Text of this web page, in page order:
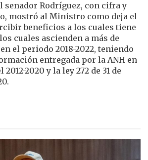
senador Rodríguez, con cifra y
mostró al Ministro como deja el
beneficios a los cuales tiene
cuales ascienden a más de
el periodo 2018-2022, teniendo
entregada por la ANH en
2020 y la ley 272 de 31 de